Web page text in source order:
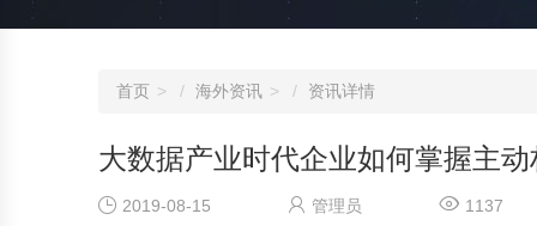
首页 海外资讯 资讯详情
大数据产业时代企业如何掌握主动
 2019-08-15  管理员  1137